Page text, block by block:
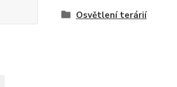
Osvětlení terárií